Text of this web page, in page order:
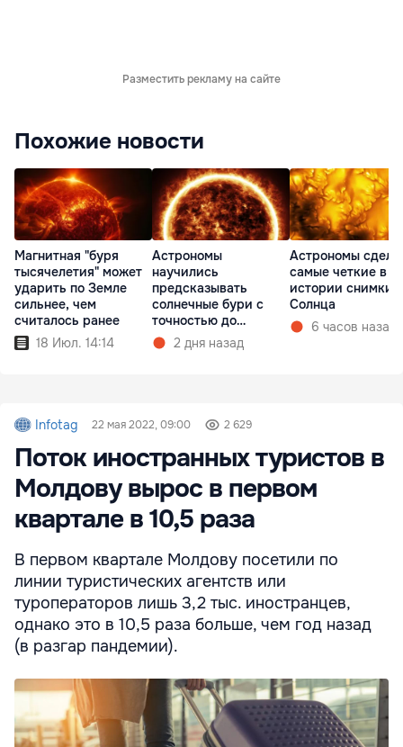
Разместить рекламу на сайте
Похожие новости
Магнитная "буря
тысячелетия" может
ударить по Земле
сильнее, чем
считалось ранее
18 Июл. 14:14
Астрономы
научились
предсказывать
солнечные бури с
точностью до
получаса
2 дня назад
Астрономы
самые четкие в
истории снимки
Солнца
6 часов назад
Infotag 22 мая 2022, 09:00 2 629
Поток иностранных туристов в
Молдову вырос в первом
квартале в 10,5 раза
В первом квартале Молдову посетили по
линии туристических агентств или
туроператоров лишь 3,2 тыс. иностранцев,
однако это в 10,5 раза больше, чем год назад
(в разгар пандемии).